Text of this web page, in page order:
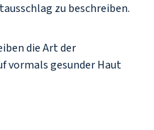
zu beschreiben.
die Art der
vormals gesunder Haut